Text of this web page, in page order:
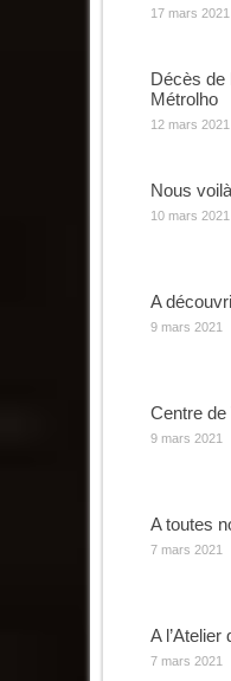
17 mars 2021
Décès de
Métrolho
12 mars 2021
Nous
10 mars 2021
A
9 mars 2021
Centre de
9 mars 2021
A toutes
7 mars 2021
A l’Atelier
7 mars 2021